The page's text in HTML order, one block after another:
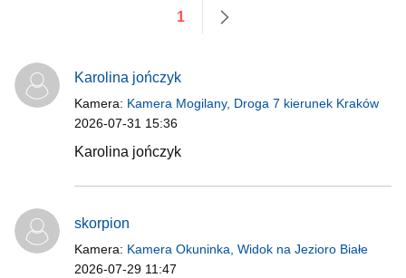
1
Karolina jończyk
Kamera: Kamera Mogilany, Droga 7 kierunek Kraków
2026-07-31 15:36
Karolina jończyk
skorpion
Kamera: Kamera Okuninka, Widok na Jezioro Białe
2026-07-29 11:47